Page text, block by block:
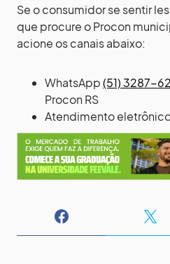
Se o consumidor se sentir
que procure o Procon
acione os canais abaixo:
WhatsApp(51) 3287-
Procon RS
Atendimento